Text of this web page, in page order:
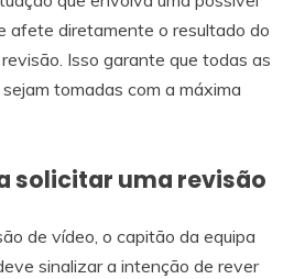
afete diretamente o resultado do
Isso garante que todas as
tomadas com a máxima
solicitar uma revisão
de vídeo, o capitão da equipa
sinalizar a intenção de rever